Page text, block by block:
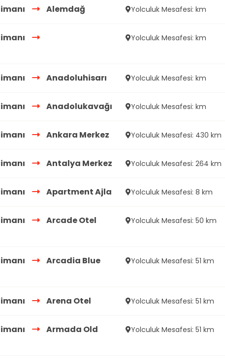
Alemdağ Yolculuk Mesafesi: km
Yolculuk Mesafesi: km
Anadoluhisarı Yolculuk Mesafesi: km
Anadolukavağı Yolculuk Mesafesi: km
Ankara Merkez Yolculuk Mesafesi: 430 km
Antalya Merkez Yolculuk Mesafesi: 264 km
Apartment Ajla Yolculuk Mesafesi: 8 km
Arcade Otel
Yolculuk Mesafesi: 50 km
Arcadia Blue
Yolculuk Mesafesi: 51 km
Arena Otel Yolculuk Mesafesi: 51 km
Armada Old
Yolculuk Mesafesi: 51 km